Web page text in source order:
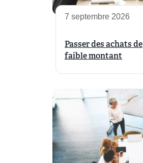
7 septembre 2026
Passer des achats de
faible montant